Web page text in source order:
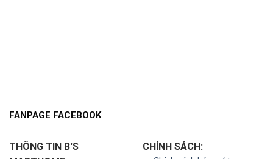
FANPAGE FACEBOOK
THÔNG TIN B'S
CHÍNH SÁCH: